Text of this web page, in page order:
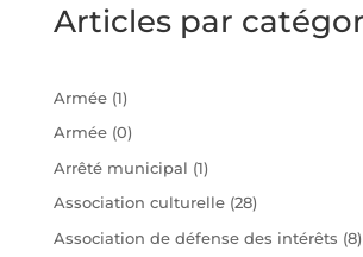
Articles par
Armée(1)
Armée(0)
Arrêté municipal (1)
Association culturelle(28)
Association de défense des intérêts (8)